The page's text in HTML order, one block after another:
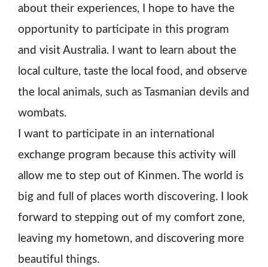
about their experiences, I hope to have the
opportunity to participate in this program
and visit Australia. I want to learn about the
local culture, taste the local food, and observe
the local animals, such as Tasmanian devils and
wombats.
I want to participate in an international
exchange program because this activity will
allow me to step out of Kinmen. The world is
big and full of places worth discovering. I look
forward to stepping out of my comfort zone,
leaving my hometown, and discovering more
beautiful things.